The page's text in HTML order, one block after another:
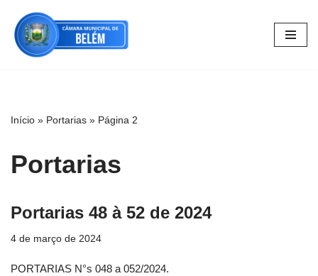
Pular
para
Início » Portarias » Página 2
Portarias
Portarias 48 à 52 de 2024
4 de março de 2024
PORTARIAS N°s 048 a 052/2024.